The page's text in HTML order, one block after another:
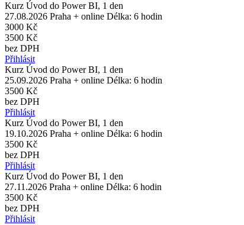
Kurz Úvod do Power BI, 1 den
27.08.2026 Praha + online Délka: 6 hodin
3000 Kč
3500 Kč
bez DPH
Přihlásit
Kurz Úvod do Power BI, 1 den
25.09.2026 Praha + online Délka: 6 hodin
3500 Kč
bez DPH
Přihlásit
Kurz Úvod do Power BI, 1 den
19.10.2026 Praha + online Délka: 6 hodin
3500 Kč
bez DPH
Přihlásit
Kurz Úvod do Power BI, 1 den
27.11.2026 Praha + online Délka: 6 hodin
3500 Kč
bez DPH
Přihlásit